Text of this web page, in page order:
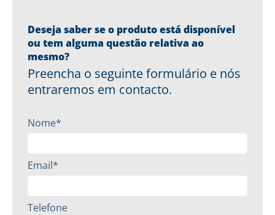
Deseja saber se o produto está disponível
ou tem alguma questão relativa ao
mesmo?
Preencha o seguinte formulário e nós
entraremos em contacto.
Nome*
Email*
Telefone